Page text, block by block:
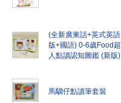
(全新廣東話+英式英語
版+國語) 0-6歲Food超
人點讀認知圖鑑 (新版)
馬騮仔點讀筆套裝